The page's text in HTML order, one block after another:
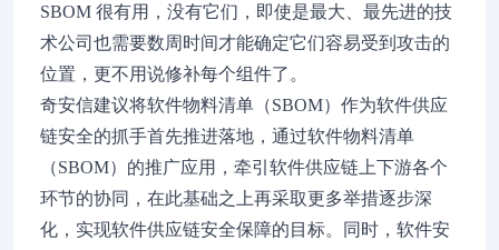
SBOM 很有用，没有它们，即使是最大、最先进的技
术公司也需要数周时间才能确定它们容易受到攻击的
位置，更不用说修补每个组件了。
奇安信建议将软件物料清单（SBOM）作为软件供应
链安全的抓手首先推进落地，通过软件物料清单
（SBOM）的推广应用，牵引软件供应链上下游各个
环节的协同，在此基础之上再采取更多举措逐步深
化，实现软件供应链安全保障的目标。同时，软件安